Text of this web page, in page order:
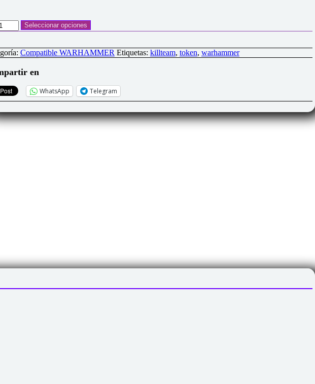
Seleccionar opciones
Compatible WARHAMMER Etiquetas: killteam, token, warhammer
en
WhatsApp Telegram